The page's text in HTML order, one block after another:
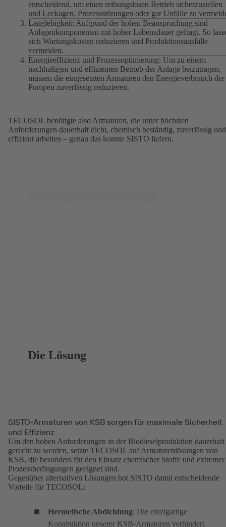
entscheidend, um einen reibungslosen Betrieb sicherzustellen
und Leckagen, Prozessstörungen oder gar Unfälle zu
Langlebigkeit: Aufgrund der hohen Beanspruchung sind
Anlagenkomponenten mit hoher Lebensdauer gefragt. So
sich Wartungskosten reduzieren und Produktionsausfälle
vermeiden.
Energieeffizienz und Prozessoptimierung: Um zu einem
nachhaltigen und effizienten Betrieb der Anlage beizutragen,
müssen die eingesetzten Armaturen den Energieverbrauch der
Pumpen zuverlässig reduzieren.
TECOSOL benötigte also Armaturen, die unter höchsten
Anforderungen dauerhaft dicht, chemisch beständig, zuverlässig und
effizient arbeiten – genau das konnte SISTO liefern.
Die Lösung
SISTO-Armaturen von KSB sorgen für maximale Sicherheit
und Effizienz
Um den hohen Anforderungen in der Biodieselproduktion dauerhaft
gerecht zu werden, setzte TECOSOL auf Armaturenlösungen von
KSB, die besonders für den Einsatz chemischer Stoffe und extremer
Prozessbedingungen geeignet sind.
Gegenüber alternativen Lösungen bot SISTO damit entscheidende
Vorteile für TECOSOL:
Hermetische Abdichtung: Die einzigartige
Konstruktion unserer KSB-Armaturen verhindert